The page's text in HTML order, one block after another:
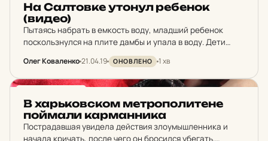
На Сал­тов­ке утонул ре­бе­нок
(видео)
Пытаясь набрать в емкость воду, младший ребенок
поскользнулся на плите дамбы и упала в воду. Дети
начали кричать и звать на помощь. Самостоятельно
мальчик выплыть не смог и утонул.
Олег Коваленко21.04.19 ОНОВЛЕНО 1 хв
В харь­ков­ском мет­ро­по­ли­те­не
пой­ма­ли кар­ман­ни­ка
Пострадавшая увидела действия злоумышленника и
начала кричать, после чего он бросился убегать.